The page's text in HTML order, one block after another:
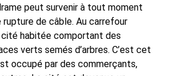
peut survenir à tout moment
de câble. Au carrefour
cité habitée comportant des
verts semés d’arbres. C’est cet
occupé par des commerçants,